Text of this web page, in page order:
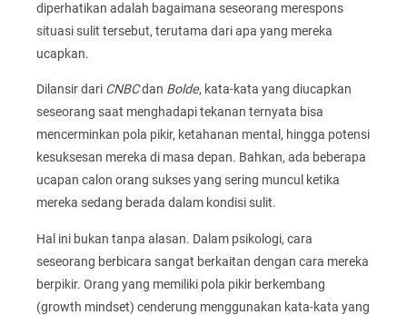
diperhatikan adalah bagaimana seseorang merespons
situasi sulit tersebut, terutama dari apa yang mereka
ucapkan.
Dilansir dari CNBCdan Bolde, kata-kata yang diucapkan
seseorang saat menghadapi tekanan ternyata bisa
mencerminkan pola pikir, ketahanan mental, hingga potensi
kesuksesan mereka di masa depan. Bahkan, ada beberapa
ucapan calon orang sukses yang sering muncul ketika
mereka sedang berada dalam kondisi sulit.
Hal ini bukan tanpa alasan. Dalam psikologi, cara
seseorang berbicara sangat berkaitan dengan cara mereka
berpikir. Orang yang memiliki pola pikir berkembang
(growth mindset) cenderung menggunakan kata-kata yang